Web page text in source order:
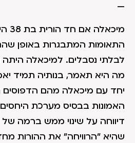
—
התאומות המתבגרות באופן
לבלתי נסבלים. למיכאלה
מה היא תאמר, בנותיה תמיד
יחד עם מיכאלה מהם הדפוסים
האמונות בבסיס מערכת
דיווחה על שינוי ממש ברמה
שהיא "הרוויחה" את ההורות